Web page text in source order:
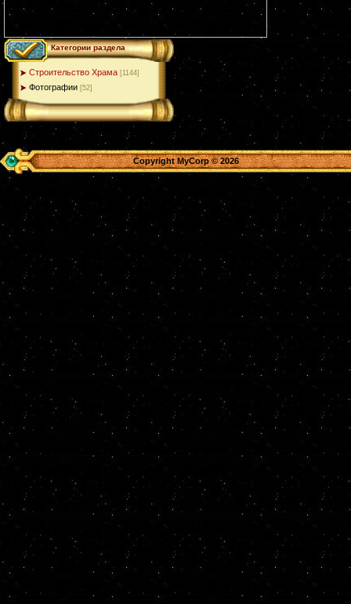
Категории раздела
Строительство Храма [1144]
Фотографии [52]
Copyright MyCorp © 2026